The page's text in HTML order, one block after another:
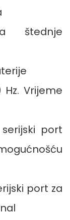
štednje
Vrijeme
port
port za